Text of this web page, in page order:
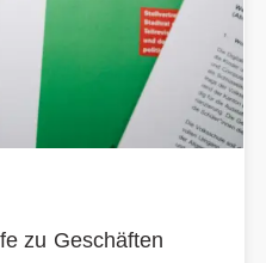
zu Geschäften